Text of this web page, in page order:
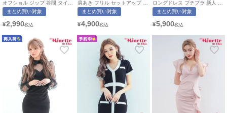
オフショル ジップ 谷間 タイト
ミニドレス (せいせい着用/Mサ
イズ対応) | myMinette/マイミ
まとめ買い対象
¥2,990
肩あき フリル セットアップ 胸
元隠し バイカラー タイト ミニ
ドレス (あおぽん着用/S~XLサ
ネット
まとめ買い対象
¥4,900
ロングドレス プチプラ 新人 タ
イト スリット セクシー ラウ
ンジ ノースリーブ 谷間 スナッ
ャバドレス
まとめ買い対象
¥5,900